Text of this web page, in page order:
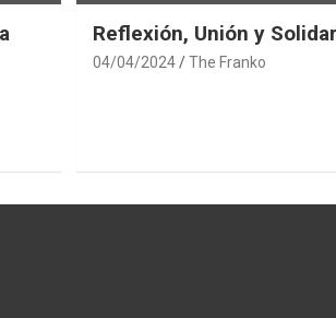
Reflexión, Unión y
04/04/2024 The Franko